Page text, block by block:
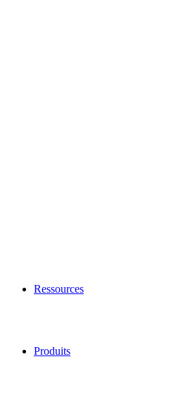
Ressources
Produits